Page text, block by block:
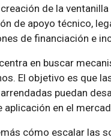
de la
de apoyo técnico,
de financiación e
en buscar
El objetivo es que
puedan
en el
cómo escalar las